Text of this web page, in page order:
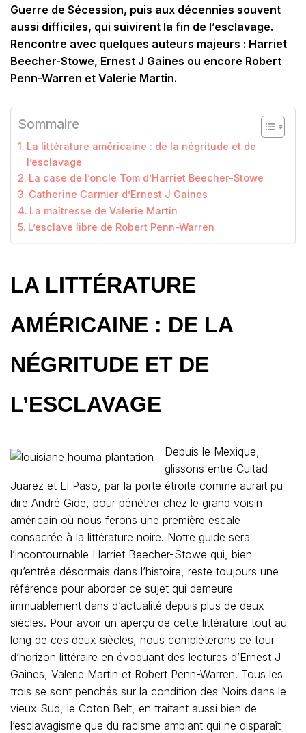
Guerre de Sécession, puis aux décennies souvent
aussi difficiles, qui suivirent la fin de l’esclavage.
Rencontre avec quelques auteurs majeurs : Harriet
Beecher-Stowe, Ernest J Gaines ou encore Robert
Penn-Warren et Valerie Martin.
Sommaire
La littérature américaine : de la négritude et de
l’esclavage
La case de l’oncle Tom d’Harriet Beecher-Stowe
Catherine Carmier d’Ernest J Gaines
La maîtresse de Valerie Martin
L’esclave libre de Robert Penn-Warren
LA LITTÉRATURE
AMÉRICAINE : DE LA
NÉGRITUDE ET DE
L’ESCLAVAGE
Depuis le Mexique,
glissons entre Cuitad
Juarez et El Paso, par la porte étroite comme aurait pu
dire André Gide, pour pénétrer chez le grand voisin
américain où nous ferons une première escale
consacrée à la littérature noire. Notre guide sera
l’incontournable Harriet Beecher-Stowe qui, bien
qu’entrée désormais dans l’histoire, reste toujours une
référence pour aborder ce sujet qui demeure
immuablement dans d’actualité depuis plus de deux
siècles. Pour avoir un aperçu de cette littérature tout au
long de ces deux siècles, nous compléterons ce tour
d’horizon littéraire en évoquant des lectures d’Ernest J
Gaines, Valerie Martin et Robert Penn-Warren. Tous les
trois se sont penchés sur la condition des Noirs dans le
vieux Sud, le Coton Belt, en traitant aussi bien de
l’esclavagisme que du racisme ambiant qui ne disparaît